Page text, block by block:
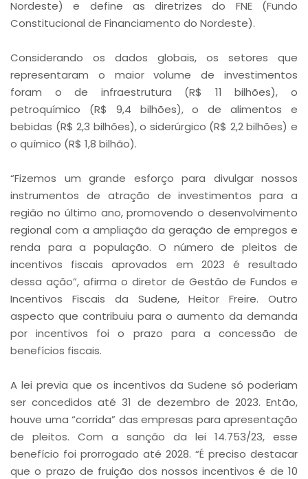
Nordeste) e define as diretrizes do FNE (Fundo
Constitucional de Financiamento do Nordeste).
Considerando os dados globais, os setores que
representaram o maior volume de investimentos
foram o de infraestrutura (R$ 11 bilhões), o
petroquímico (R$ 9,4 bilhões), o de alimentos e
bebidas (R$ 2,3 bilhões), o siderúrgico (R$ 2,2 bilhões) e
o químico (R$ 1,8 bilhão).
“Fizemos um grande esforço para divulgar nossos
instrumentos de atração de investimentos para a
região no último ano, promovendo o desenvolvimento
regional com a ampliação da geração de empregos e
renda para a população. O número de pleitos de
incentivos fiscais aprovados em 2023 é resultado
dessa ação”, afirma o diretor de Gestão de Fundos e
Incentivos Fiscais da Sudene, Heitor Freire. Outro
aspecto que contribuiu para o aumento da demanda
por incentivos foi o prazo para a concessão de
benefícios fiscais.
A lei previa que os incentivos da Sudene só poderiam
ser concedidos até 31 de dezembro de 2023. Então,
houve uma “corrida” das empresas para apresentação
de pleitos. Com a sanção da lei 14.753/23, esse
benefício foi prorrogado até 2028. “É preciso destacar
que o prazo de fruição dos nossos incentivos é de 10